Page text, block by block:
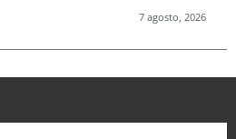
7 agosto, 2026